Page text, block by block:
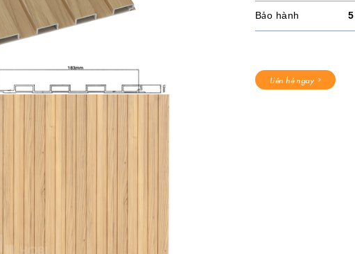
Bảo hành
Liên hệ ngay